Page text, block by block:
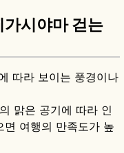
시야마 걷는
따라 보이는 풍경이나
맑은 공기에 따라 인
여행의 만족도가 높